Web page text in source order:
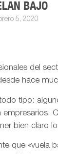
BAJO
5, 2020
del
hace
tipo:
bien claro
que «vuela